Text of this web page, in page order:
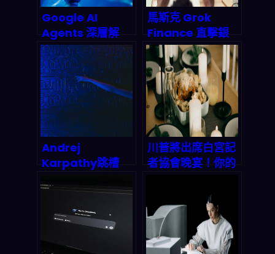
Google AI
Agents 深層解
析：從搜尋框到萬
用助手的產業巨
變，2026年智能
代理市場誰能為
王？
馬斯克 Grok
Finance 直擊銀
行貸款業！AI語言
模型結合強化學
習，如何在2027
年重塑金融風險模
型與自動交易？
Andrej
Karpathy跳槽
全陣營拿下最強大
腦，矽谷人才爭奪
戰殺出一條血路
川普將出席白宮記
者協會晚宴！你的
「三餸一湯」智能
菜單讓你不再為吃
飯發愁